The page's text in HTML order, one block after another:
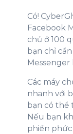
Có!
Facebook
chủ ở 100
bạn chỉ
Các máy
nhanh với
bạn có thể
Nếu bạn
phiền